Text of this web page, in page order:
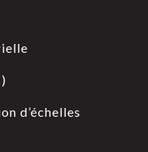
d’échelles